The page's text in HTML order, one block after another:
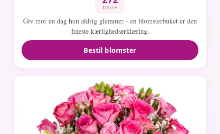
DAGE
Giv mor en dag hun aldrig glemmer - en blomsterbuket er den
fineste kærlighedserklæring.
Bestil blomster